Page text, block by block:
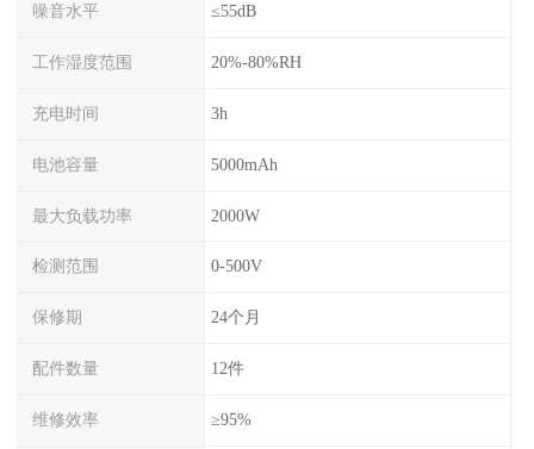
噪音水平 ≤55dB
工作湿度范围 20%-80%RH
充电时间 3h
电池容量 5000mAh
最大负载功率 2000W
检测范围 0-500V
保修期 24个月
配件数量 12件
维修效率 ≥95%